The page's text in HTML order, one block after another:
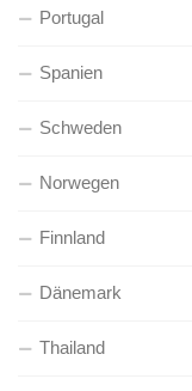
Portugal
Spanien
Schweden
Norwegen
Finnland
Dänemark
Thailand